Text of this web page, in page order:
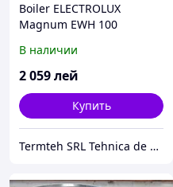
Boiler ELECTROLUX
Magnum EWH 100
В наличии
2 059лей
Купить
Termteh SRL Tehnica de climatizare